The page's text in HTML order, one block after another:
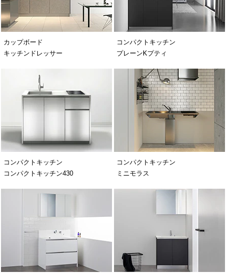
カップボード
キッチンドレッサー
コンパクトキッチン
プレーンKプティ
コンパクトキッチン
コンパクトキッチン430
コンパクトキッチン
ミニモラス